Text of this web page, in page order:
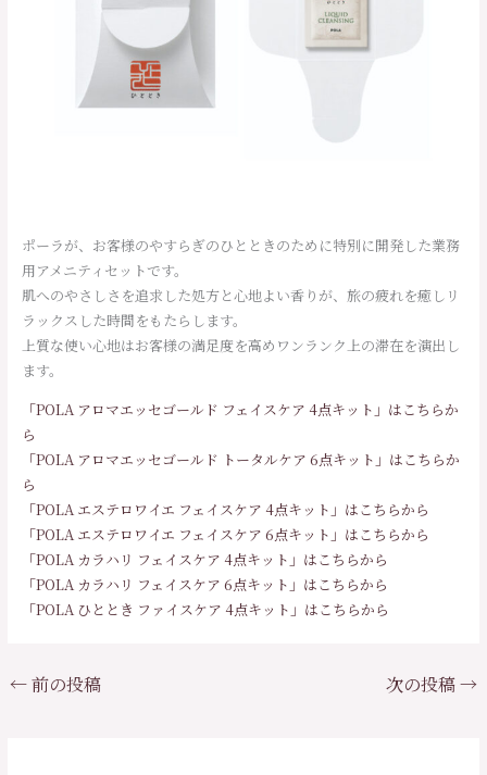
ポーラが、お客様のやすらぎのひとときのために特別に開発した業務
用アメニティセットです。
肌へのやさしさを追求した処方と心地よい香りが、旅の疲れを癒しリ
ラックスした時間をもたらします。
上質な使い心地はお客様の満足度を高めワンランク上の滞在を演出し
ます。
「POLA アロマエッセゴールド フェイスケア 4点キット」はこちらか
ら
「POLA アロマエッセゴールド トータルケア 6点キット」はこちらか
ら
「POLA エステロワイエ フェイスケア 4点キット」はこちらから
「POLA エステロワイエ フェイスケア 6点キット」はこちらから
「POLA カラハリ フェイスケア 4点キット」はこちらから
「POLA カラハリ フェイスケア 6点キット」はこちらから
「POLA ひととき ファイスケア 4点キット」はこちらから
←前の投稿 次の投稿→